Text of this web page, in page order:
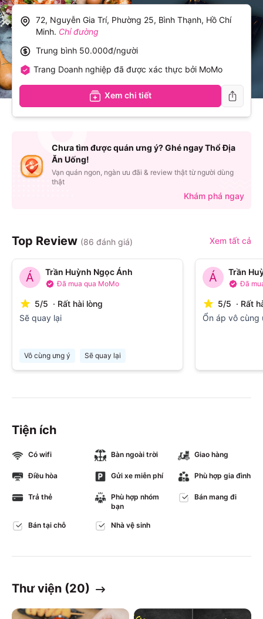
Top Review (86 đánh giá) Xem tất cả
Á Trần Huỳnh Ngọc Ánh
Đã mua qua MoMo
5/5 · Rất hài lòng
Sẽ quay lại
Vô cùng ưng ý Sẽ quay lại
Á Trần
Đã
5/5 · Rất
Ổn áp vô cùng
Tiện ích
Có wifi Bàn ngoài trời Giao hàng
Điều hòa Gửi xe miễn phí Phù hợp gia đình
Trả thẻ
Phù hợp nhóm
bạn
Bán mang đi
Bán tại chỗ Nhà vệ sinh
Thư viện (20)
72, Nguyễn Gia Trí, Phường 25, Bình Thạnh, Hồ Chí
Minh. Chỉ đường
Trung bình 50.000đ/người
Trang Doanh nghiệp đã được xác thực bởi MoMo
Xem chi tiết
Chưa tìm được quán ưng ý? Ghé ngay Thổ Địa
Ăn Uống!
Vạn quán ngon, ngàn ưu đãi & review thật từ người dùng
thật
Khám phá ngay